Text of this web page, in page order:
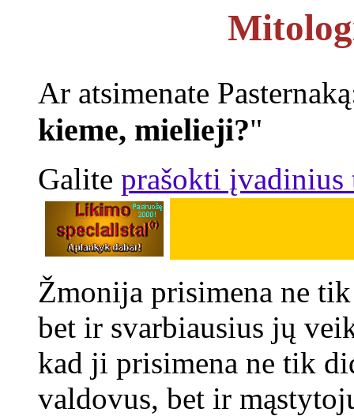
Ar atsimenate
kieme, mielieji?"
Galite prašokti
Žmonija prisimena ne
bet ir svarbiausius jų
kad ji prisimena ne tik
valdovus, bet ir